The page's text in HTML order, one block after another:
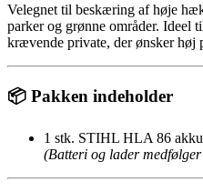
Velegnet til beskæring af høje
parker og grønne områder. Ideel
krævende private, der ønsker høj
📦 Pakken indeholder
1 stk. STIHL HLA 86
(Batteri og lader